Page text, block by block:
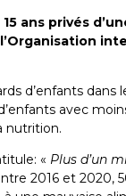
ans privés
d’enfants
avec
nutrition.
« Plus d’un
2016 et